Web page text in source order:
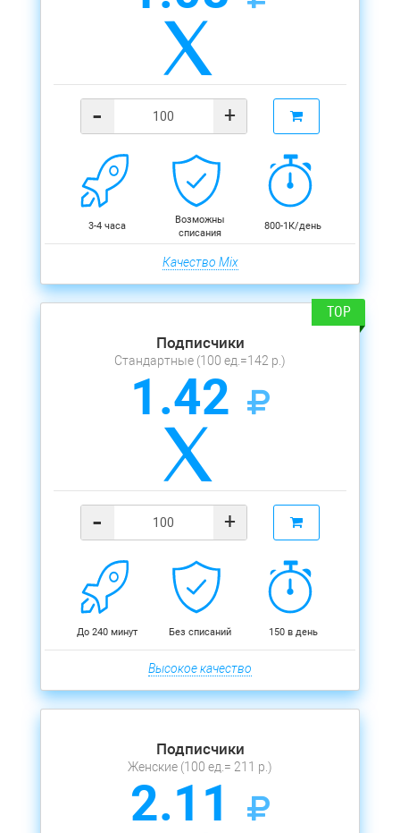
- +
3-4 часа
Возможны
списания
800-1К/день
Качество Mix
Подписчики
Стандартные (100 ед.=142 р.)
1.42
- +
До 240 минут Без списаний 150 в день
Высокое качество
Подписчики
Женские (100 ед.= 211 р.)
2.11